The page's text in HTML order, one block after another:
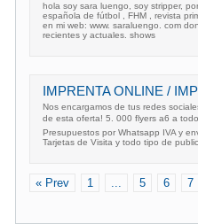
hola soy sara luengo, soy stripper,
española de fútbol , FHM , revista
en mi web: www. saraluengo. com
recientes y actuales. shows
IMPRENTA ONLINE /
Nos encargamos de tus redes
de esta oferta! 5. 000 flyers a6 a
Presupuestos por Whatsapp IVA y
Tarjetas de Visita y todo tipo de public
« Prev 1 ... 5 6 7